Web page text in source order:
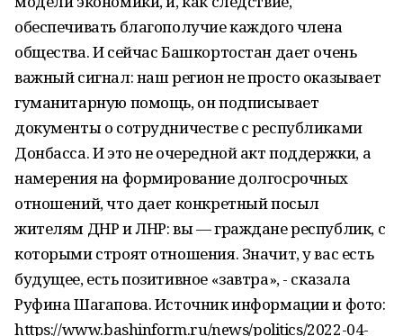
обеспечивать благополучие каждого члена
общества. И сейчас Башкортостан дает очень
важный сигнал: наш регион не просто оказывает
гуманитарную помощь, он подписывает
документы о сотрудничестве с республиками
Донбасса. И это не очередной акт поддержки, а
намерения на формирование долгосрочных
отношений, что дает конкретный посыл
жителям ДНР и ЛНР: вы — граждане республик, с
которыми строят отношения. Значит, у вас есть
будущее, есть позитивное «завтра», - сказала
Руфина Шагапова. Источник информации и фото:
https://www.bashinform.ru/news/politics/2022-04-